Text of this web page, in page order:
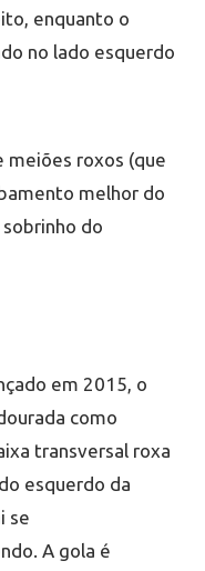
enquanto o
no lado esquerdo
meiões roxos (que
melhor do
do
em 2015, o
como
transversal roxa
esquerdo da
se
A gola é